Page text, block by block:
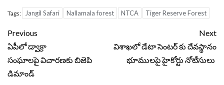
Tags: Jangil Safari Nallamala forest NTCA Tiger Reserve Forest
Continue
Reading
Previous
ఏపీలో డ్వాక్రా
సంఘాలపై విచారణకు బిజెపి
డిమాండ్
Next
విశాఖలో డేటా సెంటర్ కు దేవస్థానం
భూములపై హైకోర్టు నోటీసులు